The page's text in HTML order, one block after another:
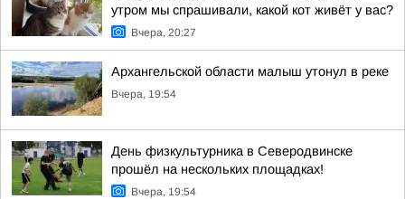
утром мы спрашивали, какой кот живёт у вас?
Вчера, 20:27
Архангельской области малыш утонул в реке
Вчера, 19:54
День физкультурника в Северодвинске
прошёл на нескольких площадках!
Вчера, 19:54